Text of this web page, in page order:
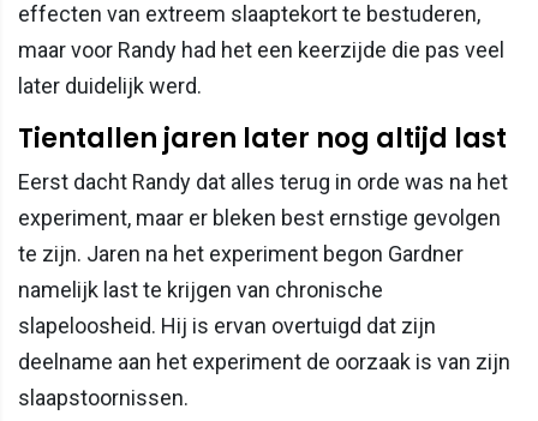
effecten van extreem slaaptekort te bestuderen,
maar voor Randy had het een keerzijde die pas veel
later duidelijk werd.
Tientallen jaren later nog altijd last
Eerst dacht Randy dat alles terug in orde was na het
experiment, maar er bleken best ernstige gevolgen
te zijn. Jaren na het experiment begon Gardner
namelijk last te krijgen van chronische
slapeloosheid. Hij is ervan overtuigd dat zijn
deelname aan het experiment de oorzaak is van zijn
slaapstoornissen.